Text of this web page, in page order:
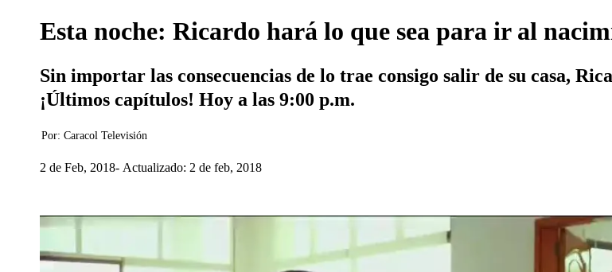
Esta noche: Ricardo hará lo que sea para ir al
Sin importar las consecuencias de lo trae consigo salir de su casa,
¡Últimos capítulos! Hoy a las 9:00 p.m.
Por: Caracol Televisión
2 de Feb, 2018 Actualizado: 2 de feb, 2018